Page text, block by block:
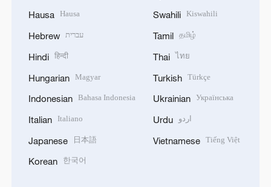
Hausa Hausa
Hebrew עברית
Hindi हिन्दी
Hungarian Magyar
Indonesian Bahasa Indonesia
Italian Italiano
Japanese 日本語
Korean 한국어
Swahili Kiswahili
Tamil தமிழ்
Thai ไทย
Turkish Türkçe
Ukrainian Українська
Urdu اردو
Vietnamese Tiếng Việt